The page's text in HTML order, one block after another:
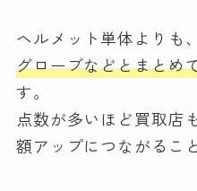
ヘルメット単体よりも、
グローブなどとまとめ
す。
点数が多いほど買取店
額アップにつながるこ